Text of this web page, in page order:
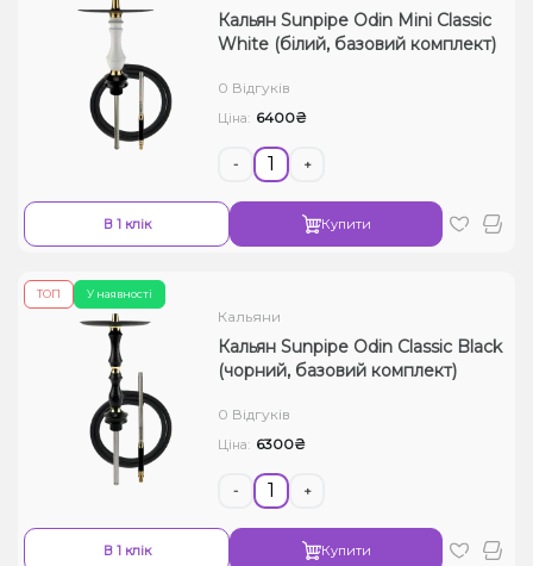
Кальян Sunpipe Odin Mini Classic
White (білий, базовий комплект)
0 Відгуків
Ціна: 6400₴
- +
В 1 клік Купити
У наявності
ТОП
Кальяни
Кальян Sunpipe Odin Classic Black
(чорний, базовий комплект)
0 Відгуків
Ціна: 6300₴
- +
В 1 клік Купити